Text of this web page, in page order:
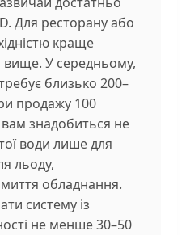
Для ресторану або
краще
вище. У середньому,
близько 200–
продажу 100
знадобиться не
води лише для
льоду,
миття обладнання.
систему із
не менше 30–50